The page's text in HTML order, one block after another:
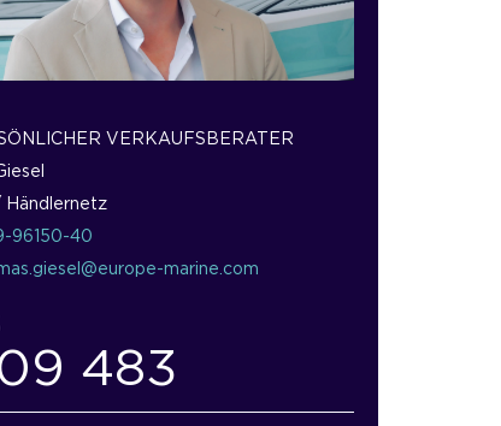
VERKAUFSBERATER
Händlernetz
96150-40
marine.com
483